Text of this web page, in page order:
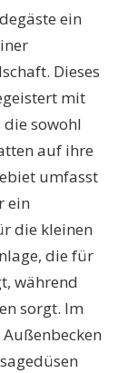
ein
Dieses
mit
sowohl
auf ihre
umfasst
ein
die kleinen
die für
während
sorgt. Im